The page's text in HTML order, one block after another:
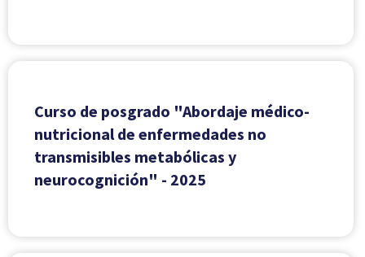
Curso de posgrado "Abordaje médico-
nutricional de enfermedades no
transmisibles metabólicas y
neurocognición" - 2025